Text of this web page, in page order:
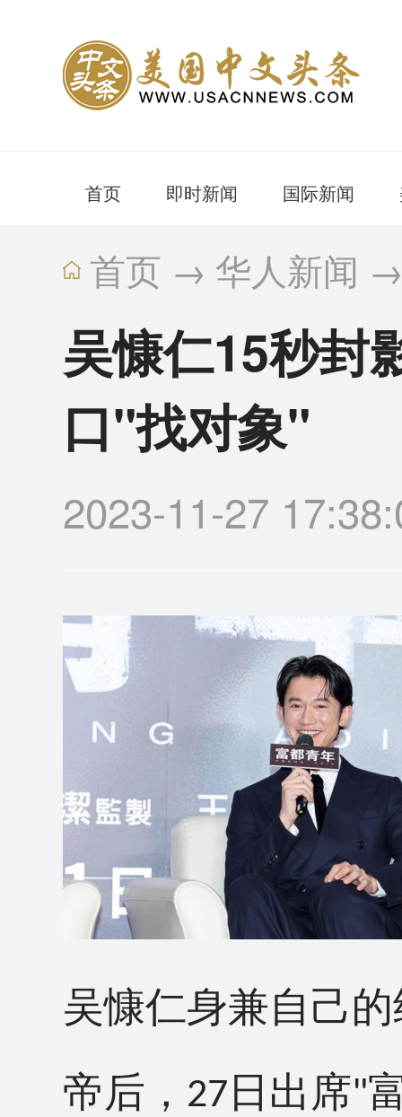
首页 即时新闻 国际新闻
首页 → 华人新闻
吴慷仁15秒封
口"找对象"
2023-11-27
吴慷仁身兼自己
帝后， 27 日出席"